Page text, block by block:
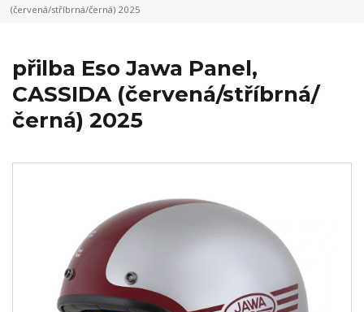
(červená/stříbrná/černá) 2025
přilba Eso Jawa Panel,
CASSIDA (červená/stříbrná/
černá) 2025